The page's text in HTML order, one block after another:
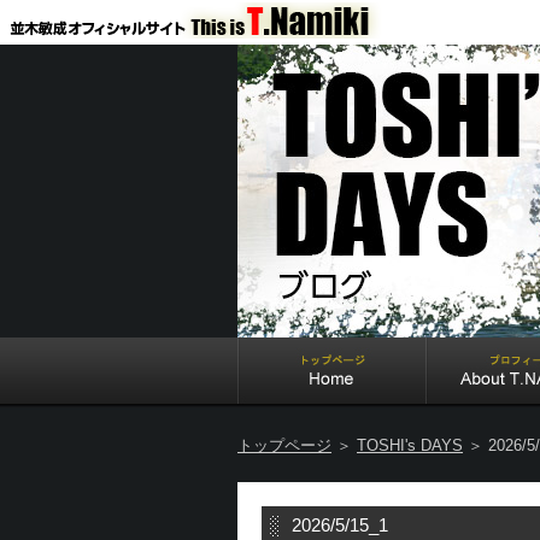
トップページ ＞ TOSHI's DAYS ＞ 2026/
2026/5/15_1